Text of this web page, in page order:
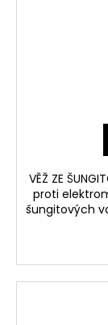
VĚŽ ZE
proti
šungitových